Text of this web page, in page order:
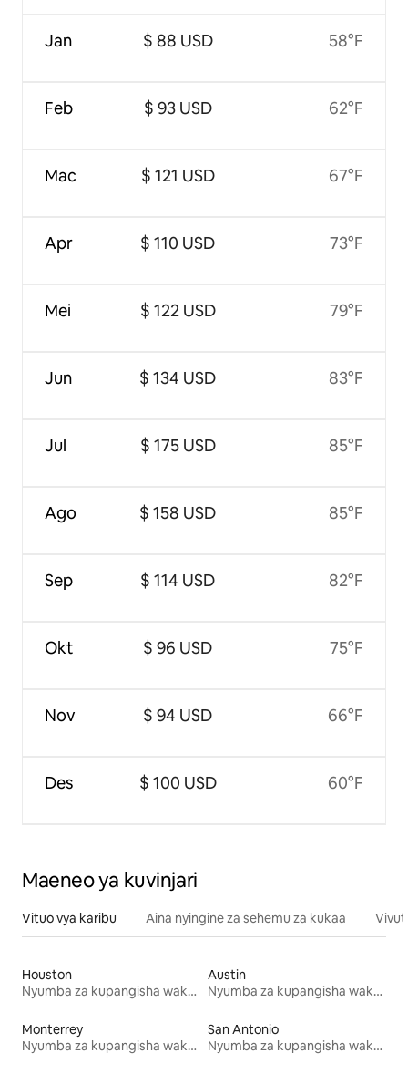
Jan
Feb
Mac
Apr
Mei
Jun
Jul
Ago
Sep
Okt
Nov
Des
$ 88 USD
$ 93 USD
$ 121 USD
$ 110 USD
$ 122 USD
$ 134 USD
$ 175 USD
$ 158 USD
$ 114 USD
$ 96 USD
$ 94 USD
$ 100 USD
58°F
62°F
67°F
73°F
79°F
83°F
85°F
85°F
82°F
75°F
66°F
60°F
Maeneo ya kuvinjari
Vituo vya karibu Aina nyingine za sehemu za kukaa
Houston
Nyumba za kupangisha wakati wa likizo
Austin
Nyumba za kupangisha wakati wa likizo
Monterrey
Nyumba za kupangisha wakati wa likizo
San Antonio
Nyumba za kupangisha wakati wa likizo